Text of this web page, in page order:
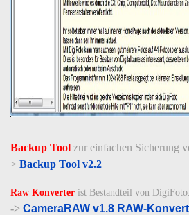
Backup Tool zur einfachen Sicherung
> Backup Tool v2.2
Raw Konverter ist Bestandteil von
-> CameraRAW v1.8 RAW-